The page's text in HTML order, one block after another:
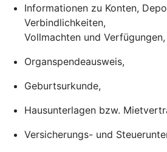
Informationen zu Konten,
Verbindlichkeiten,
Vollmachten und Verfügungen,
Organspendeausweis,
Geburtsurkunde,
Hausunterlagen bzw.
Versicherungs- und